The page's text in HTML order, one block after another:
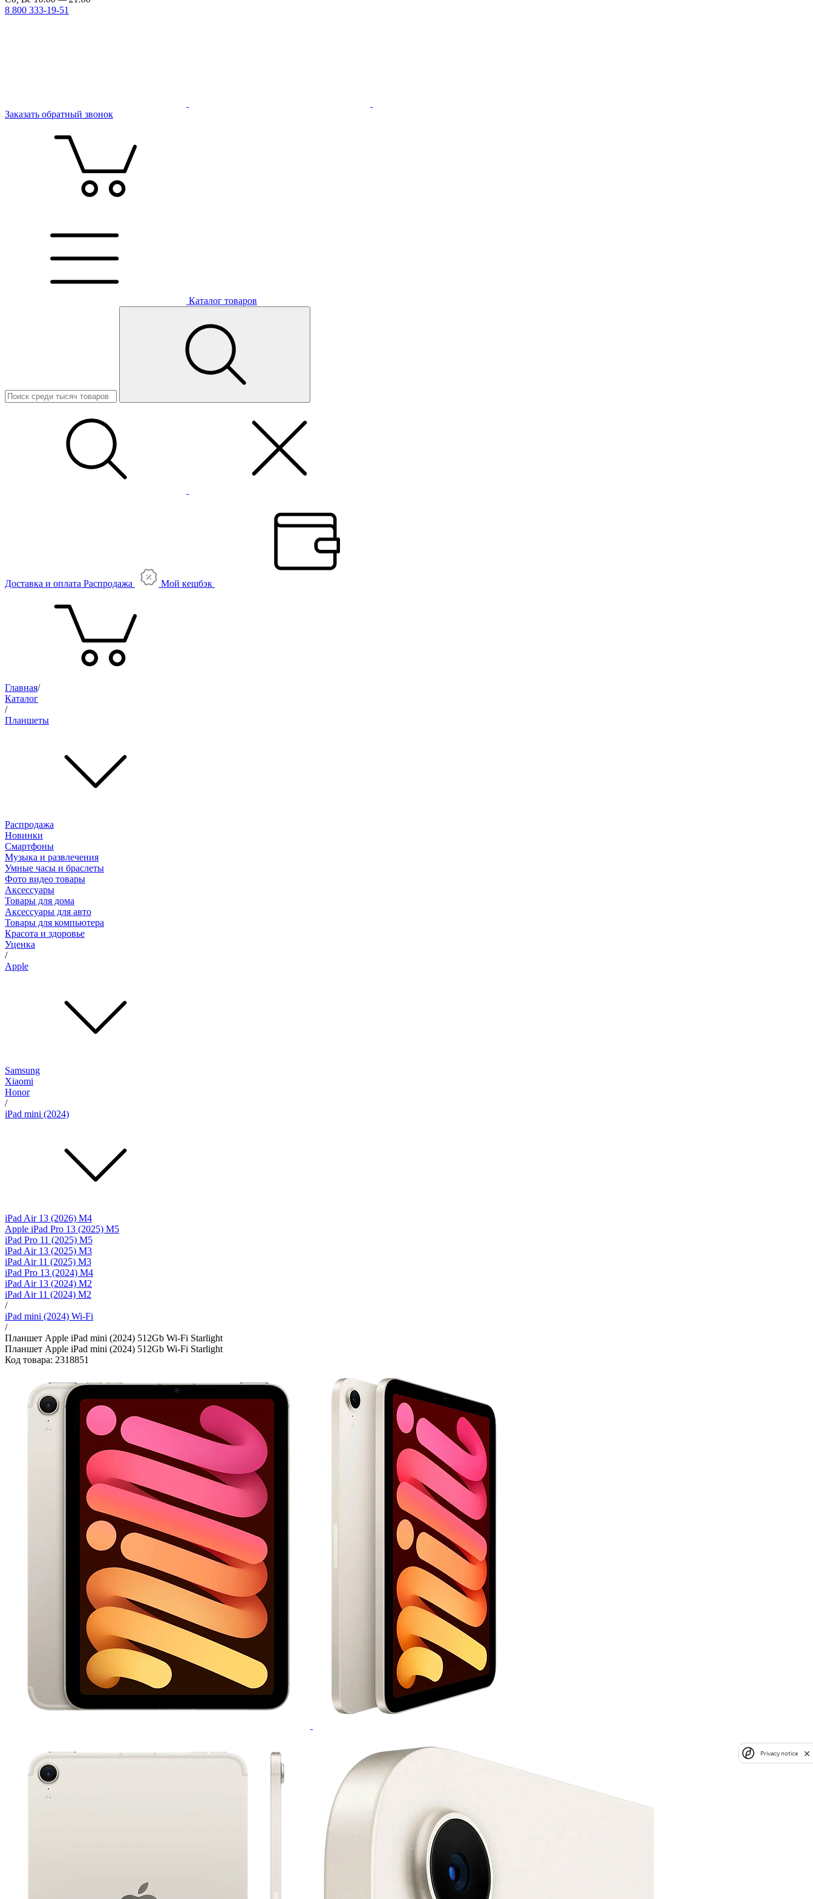
8 800 333-19-51
Заказать обратный звонок
Каталог товаров
Доставка и оплата Распродажа Мой кешбэк
Главная/
Каталог
/
Планшеты
Распродажа
Новинки
Смартфоны
Музыка и развлечения
Умные часы и браслеты
Фото видео товары
Аксессуары
Товары для дома
Аксессуары для авто
Товары для компьютера
Красота и здоровье
Уценка
/
Apple
Samsung
Xiaomi
Honor
/
iPad mini (2024)
iPad Air 13 (2026) M4
Apple iPad Pro 13 (2025) M5
iPad Pro 11 (2025) M5
iPad Air 13 (2025) M3
iPad Air 11 (2025) M3
iPad Pro 13 (2024) M4
iPad Air 13 (2024) M2
iPad Air 11 (2024) M2
/
iPad mini (2024) Wi-Fi
/
Планшет Apple iPad mini (2024) 512Gb Wi-Fi Starlight
Планшет Apple iPad mini (2024) 512Gb Wi-Fi Starlight
Код товара: 2318851
Privacy notice